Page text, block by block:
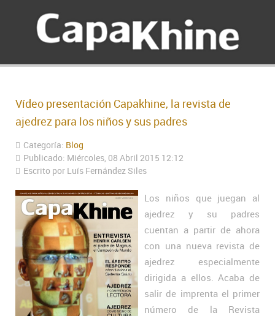
Vídeo presentación Capakhine, la revista de
ajedrez para los niños y sus padres
Categoría: Blog
Publicado: Miércoles, 08 Abril 2015 12:12
Escrito por Luís Fernández Siles
Los niños que juegan al
ajedrez y su padres
cuentan a partir de ahora
con una nueva revista de
ajedrez especialmente
dirigida a ellos. Acaba de
salir de imprenta el primer
número de la Revista